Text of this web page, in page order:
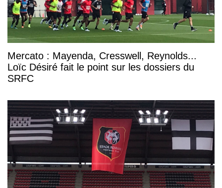
Mercato : Mayenda, Cresswell, Reynolds...
Loïc Désiré fait le point sur les dossiers du
SRFC